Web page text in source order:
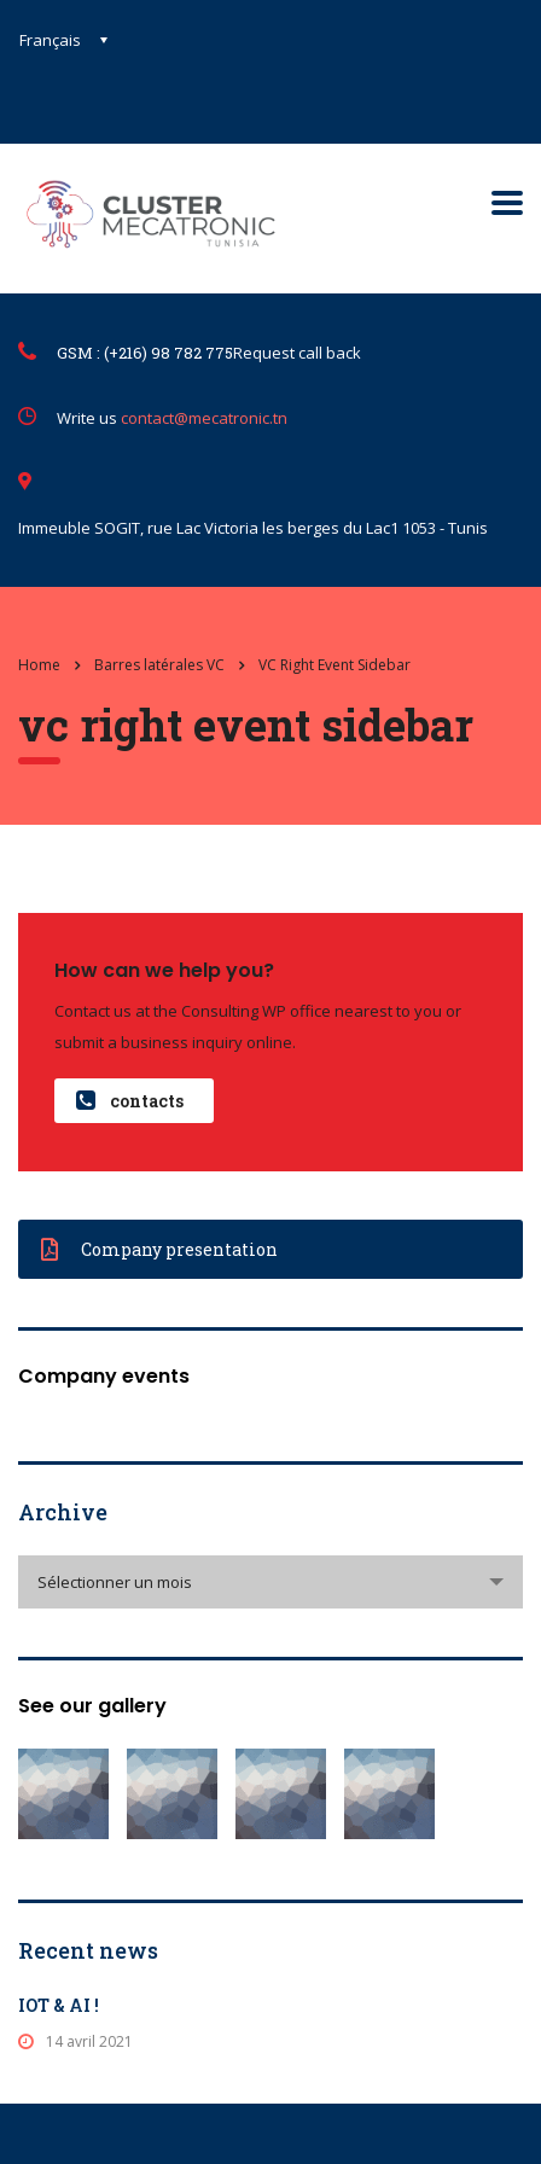
Français
GSM : (+216) 98 782 775Request call back
Write us contact@mecatronic.tn
Immeuble SOGIT, rue Lac Victoria les berges du Lac1 1053 - Tunis
Home Barres latérales VC VC Right Event Sidebar
vc right event sidebar
How can we help you?
Contact us at the Consulting WP office nearest to you or
submit a business inquiry online.
contacts
Company presentation
Company events
Archive
Sélectionner un mois
See our gallery
Recent news
IOT & AI !
14 avril 2021